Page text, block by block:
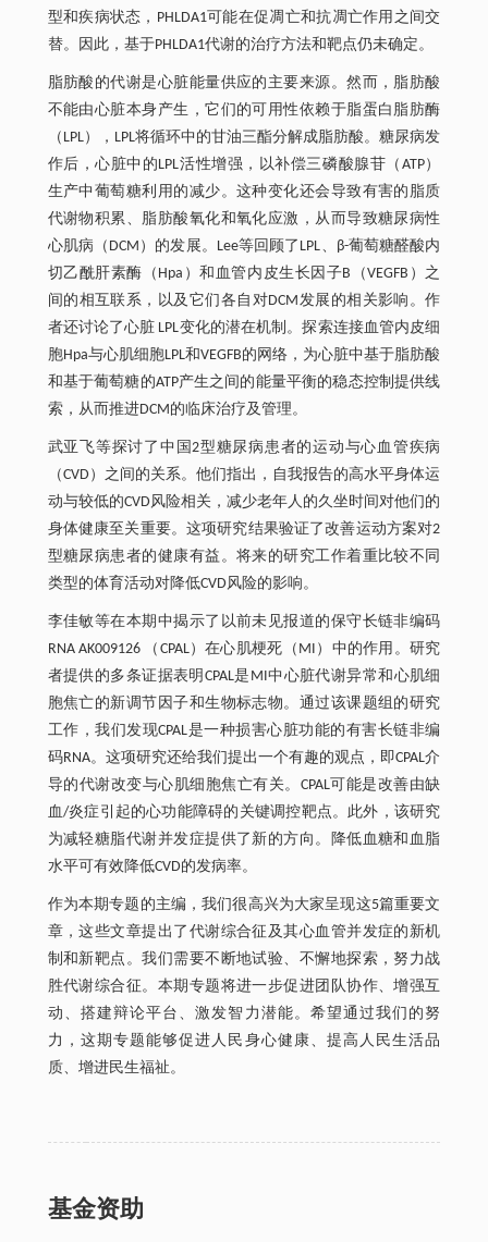
型和疾病状态，PHLDA1可能在促凋亡和抗凋亡作用之间交
替。因此，基于PHLDA1代谢的治疗方法和靶点仍未确定。
脂肪酸的代谢是心脏能量供应的主要来源。然而，脂肪酸
不能由心脏本身产生，它们的可用性依赖于脂蛋白脂肪酶
（LPL），LPL将循环中的甘油三酯分解成脂肪酸。糖尿病发
作后，心脏中的LPL活性增强，以补偿三磷酸腺苷（ATP）
生产中葡萄糖利用的减少。这种变化还会导致有害的脂质
代谢物积累、脂肪酸氧化和氧化应激，从而导致糖尿病性
心肌病（DCM）的发展。Lee等回顾了LPL、β-葡萄糖醛酸内
切乙酰肝素酶（Hpa）和血管内皮生长因子B（VEGFB）之
间的相互联系，以及它们各自对DCM发展的相关影响。作
者还讨论了心脏 LPL变化的潜在机制。探索连接血管内皮细
胞Hpa与心肌细胞LPL和VEGFB的网络，为心脏中基于脂肪酸
和基于葡萄糖的ATP产生之间的能量平衡的稳态控制提供线
索，从而推进DCM的临床治疗及管理。
武亚飞等探讨了中国2型糖尿病患者的运动与心血管疾病
（CVD）之间的关系。他们指出，自我报告的高水平身体运
动与较低的CVD风险相关，减少老年人的久坐时间对他们的
身体健康至关重要。这项研究结果验证了改善运动方案对2
型糖尿病患者的健康有益。将来的研究工作着重比较不同
类型的体育活动对降低CVD风险的影响。
李佳敏等在本期中揭示了以前未见报道的保守长链非编码
RNA AK009126 （CPAL）在心肌梗死（MI）中的作用。研究
者提供的多条证据表明CPAL是MI中心脏代谢异常和心肌细
胞焦亡的新调节因子和生物标志物。通过该课题组的研究
工作，我们发现CPAL是一种损害心脏功能的有害长链非编
码RNA。这项研究还给我们提出一个有趣的观点，即CPAL介
导的代谢改变与心肌细胞焦亡有关。CPAL可能是改善由缺
血/炎症引起的心功能障碍的关键调控靶点。此外，该研究
为减轻糖脂代谢并发症提供了新的方向。降低血糖和血脂
水平可有效降低CVD的发病率。
作为本期专题的主编，我们很高兴为大家呈现这5篇重要文
章，这些文章提出了代谢综合征及其心血管并发症的新机
制和新靶点。我们需要不断地试验、不懈地探索，努力战
胜代谢综合征。本期专题将进一步促进团队协作、增强互
动、搭建辩论平台、激发智力潜能。希望通过我们的努
力，这期专题能够促进人民身心健康、提高人民生活品
质、增进民生福祉。
基金资助